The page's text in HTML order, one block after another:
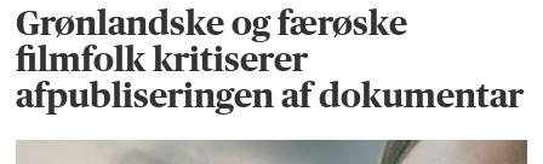
Grønlandske og færøske
filmfolk kritiserer
afpubliseringen af dokumentar